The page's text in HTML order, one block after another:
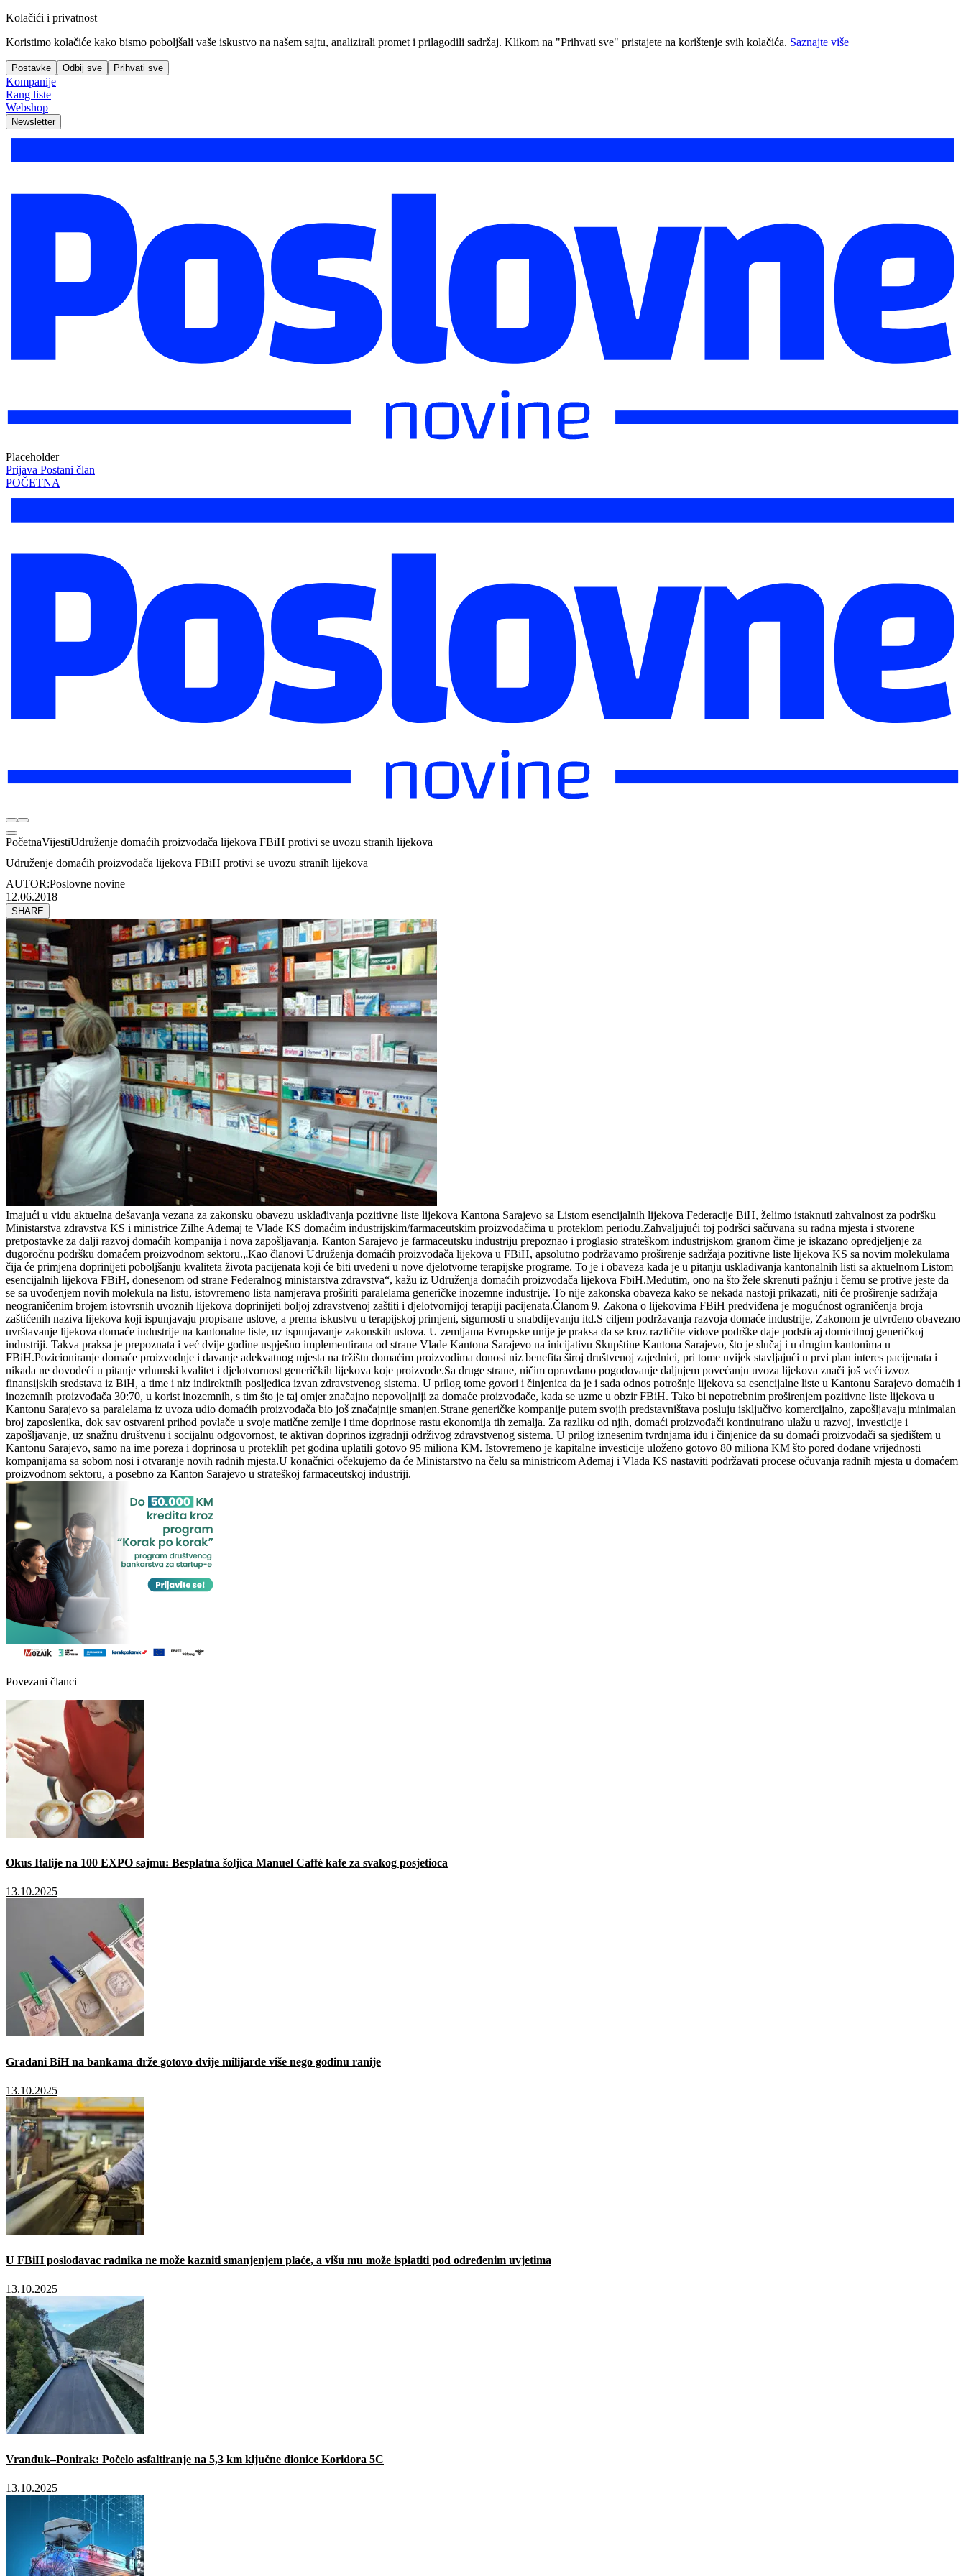
Kolačići i privatnost
Koristimo kolačiće kako bismo poboljšali vaše iskustvo na našem sajtu, analizirali promet i prilagodili sadržaj. Klikom na "Prihvati sve" pristajete na korištenje svih kolačića. Saznajte više
Postavke Odbij sve Prihvati sve
Kompanije
Rang liste
Webshop
Newsletter
Placeholder
Prijava Postani član
POČETNA
PočetnaVijestiUdruženje domaćih proizvođača lijekova FBiH protivi se uvozu stranih lijekova
Udruženje domaćih proizvođača lijekova FBiH protivi se uvozu stranih lijekova
AUTOR:Poslovne novine
12.06.2018
SHARE
Imajući u vidu aktuelna dešavanja vezana za zakonsku obavezu usklađivanja pozitivne liste lijekova Kantona Sarajevo sa Listom esencijalnih lijekova Federacije BiH, želimo istaknuti zahvalnost za podršku
Ministarstva zdravstva KS i ministrice Zilhe Ademaj te Vlade KS domaćim industrijskim/farmaceutskim proizvođačima u proteklom periodu.Zahvaljujući toj podršci sačuvana su radna mjesta i stvorene
pretpostavke za dalji razvoj domaćih kompanija i nova zapošljavanja. Kanton Sarajevo je farmaceutsku industriju prepoznao i proglasio strateškom industrijskom granom čime je iskazano opredjeljenje za
dugoročnu podršku domaćem proizvodnom sektoru.„Kao članovi Udruženja domaćih proizvođača lijekova u FBiH, apsolutno podržavamo proširenje sadržaja pozitivne liste lijekova KS sa novim molekulama
čija će primjena doprinijeti poboljšanju kvaliteta života pacijenata koji će biti uvedeni u nove djelotvorne terapijske programe. To je i obaveza kada je u pitanju usklađivanja kantonalnih listi sa aktuelnom Listom
esencijalnih lijekova FBiH, donesenom od strane Federalnog ministarstva zdravstva“, kažu iz Udruženja domaćih proizvođača lijekova FbiH.Međutim, ono na što žele skrenuti pažnju i čemu se protive jeste da
se sa uvođenjem novih molekula na listu, istovremeno lista namjerava proširiti paralelama generičke inozemne industrije. To nije zakonska obaveza kako se nekada nastoji prikazati, niti će proširenje sadržaja
neograničenim brojem istovrsnih uvoznih lijekova doprinijeti boljoj zdravstvenoj zaštiti i djelotvornijoj terapiji pacijenata.Članom 9. Zakona o lijekovima FBiH predviđena je mogućnost ograničenja broja
zaštićenih naziva lijekova koji ispunjavaju propisane uslove, a prema iskustvu u terapijskoj primjeni, sigurnosti u snabdijevanju itd.S ciljem podržavanja razvoja domaće industrije, Zakonom je utvrđeno obavezno
uvrštavanje lijekova domaće industrije na kantonalne liste, uz ispunjavanje zakonskih uslova. U zemljama Evropske unije je praksa da se kroz različite vidove podrške daje podsticaj domicilnoj generičkoj
industriji. Takva praksa je prepoznata i već dvije godine uspješno implementirana od strane Vlade Kantona Sarajevo na inicijativu Skupštine Kantona Sarajevo, što je slučaj i u drugim kantonima u
FBiH.Pozicioniranje domaće proizvodnje i davanje adekvatnog mjesta na tržištu domaćim proizvodima donosi niz benefita široj društvenoj zajednici, pri tome uvijek stavljajući u prvi plan interes pacijenata i
nikada ne dovodeći u pitanje vrhunski kvalitet i djelotvornost generičkih lijekova koje proizvode.Sa druge strane, ničim opravdano pogodovanje daljnjem povećanju uvoza lijekova znači još veći izvoz
finansijskih sredstava iz BiH, a time i niz indirektnih posljedica izvan zdravstvenog sistema. U prilog tome govori i činjenica da je i sada odnos potrošnje lijekova sa esencijalne liste u Kantonu Sarajevo domaćih i
inozemnih proizvođača 30:70, u korist inozemnih, s tim što je taj omjer značajno nepovoljniji za domaće proizvođače, kada se uzme u obzir FBiH. Tako bi nepotrebnim proširenjem pozitivne liste lijekova u
Kantonu Sarajevo sa paralelama iz uvoza udio domaćih proizvođača bio još značajnije smanjen.Strane generičke kompanije putem svojih predstavništava posluju isključivo komercijalno, zapošljavaju minimalan
broj zaposlenika, dok sav ostvareni prihod povlače u svoje matične zemlje i time doprinose rastu ekonomija tih zemalja. Za razliku od njih, domaći proizvođači kontinuirano ulažu u razvoj, investicije i
zapošljavanje, uz snažnu društvenu i socijalnu odgovornost, te aktivan doprinos izgradnji održivog zdravstvenog sistema. U prilog iznesenim tvrdnjama idu i činjenice da su domaći proizvođači sa sjedištem u
Kantonu Sarajevo, samo na ime poreza i doprinosa u proteklih pet godina uplatili gotovo 95 miliona KM. Istovremeno je kapitalne investicije uloženo gotovo 80 miliona KM što pored dodane vrijednosti
kompanijama sa sobom nosi i otvaranje novih radnih mjesta.U konačnici očekujemo da će Ministarstvo na čelu sa ministricom Ademaj i Vlada KS nastaviti podržavati procese očuvanja radnih mjesta u domaćem
proizvodnom sektoru, a posebno za Kanton Sarajevo u strateškoj farmaceutskoj industriji.
Povezani članci
Okus Italije na 100 EXPO sajmu: Besplatna šoljica Manuel Caffé kafe za svakog posjetioca
13.10.2025
Građani BiH na bankama drže gotovo dvije milijarde više nego godinu ranije
13.10.2025
U FBiH poslodavac radnika ne može kazniti smanjenjem plaće, a višu mu može isplatiti pod određenim uvjetima
13.10.2025
Vranduk–Ponirak: Počelo asfaltiranje na 5,3 km ključne dionice Koridora 5C
13.10.2025